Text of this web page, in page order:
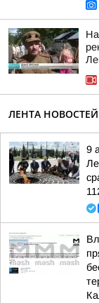
ЛЕНТА НОВОСТЕЙ
9